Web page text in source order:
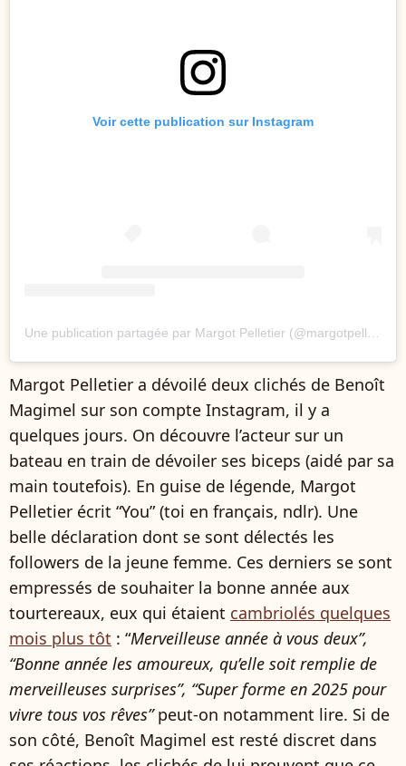
Voir cette publication sur Instagram
Margot Pelletier a dévoilé deux clichés de Benoît
Magimel sur son compte Instagram, il y a
quelques jours. On découvre l’acteur sur un
bateau en train de dévoiler ses biceps (aidé par sa
main toutefois). En guise de légende, Margot
Pelletier écrit “You” (toi en français, ndlr). Une
belle déclaration dont se sont délectés les
followers de la jeune femme. Ces derniers se sont
empressés de souhaiter la bonne année aux
tourtereaux, eux qui étaient cambriolés quelques
mois plus tôt : “Merveilleuse année à vous deux”,
“Bonne année les amoureux, qu’elle soit remplie de
merveilleuses surprises”, “Super forme en 2025 pour
vivre tous vos rêves”peut-on notamment lire. Si de
son côté, Benoît Magimel est resté discret dans